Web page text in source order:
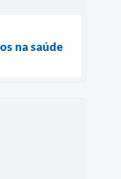
na saúde